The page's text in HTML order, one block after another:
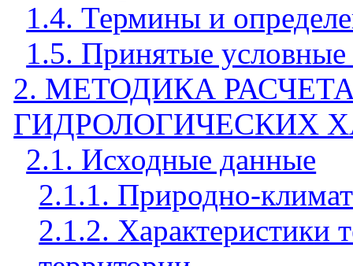
1.4. Термины и
1.5. Принятые условные
2. МЕТОДИКА
ГИДРОЛОГИЧЕСКИХ
2.1. Исходные данные
2.1.1. Природно-
2.1.2. Характеристики